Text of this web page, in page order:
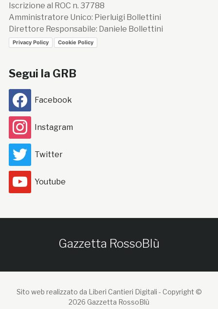
Iscrizione al ROC n. 37788
Amministratore Unico: Pierluigi Bollettini
Direttore Responsabile: Daniele Bollettini
Privacy Policy Cookie Policy
Segui la GRB
Facebook
Instagram
Twitter
Youtube
Gazzetta RossoBlù
Sito web realizzato da Liberi Cantieri Digitali - Copyright ©
2026 Gazzetta RossoBlù